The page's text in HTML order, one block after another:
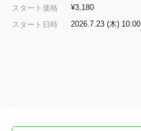
スタート価格
¥3,180
スタート日時
2026.7.23 (木) 10:00